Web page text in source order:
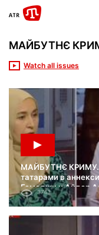
МАЙБУТНЄ
МАЙБУТНЄ КРИМУ.
татарами в
Гемеджи и Айдер
3743
Watch all issues